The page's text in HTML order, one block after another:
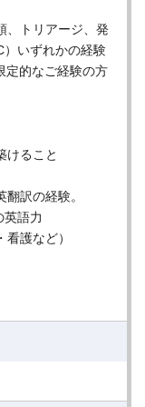
、トリアージ、発
いずれかの経験
的なご経験の方
けること
訳の経験。
英語力
護など）